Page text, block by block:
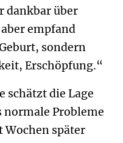
dankbar über
empfand
sondern
Erschöpfung.“
schätzt die Lage
normale Probleme
Wochen später